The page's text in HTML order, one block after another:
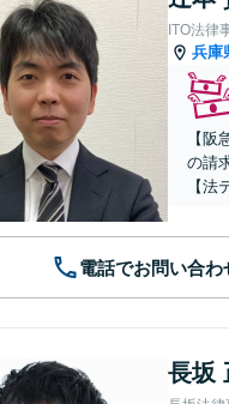
ITO法律
兵庫
【
の請
【法
電話でお問い合わ
長坂